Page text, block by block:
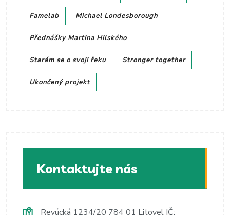
Famelab Michael Londesborough
Přednášky Martina Hilského
Starám se o svoji řeku Stronger together
Ukončený projekt
Kontaktujte nás
Revúcká 1234/20 784 01 Litovel IČ: